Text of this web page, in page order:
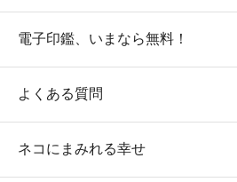
電子印鑑、いまなら無料！
よくある質問
ネコにまみれる幸せ